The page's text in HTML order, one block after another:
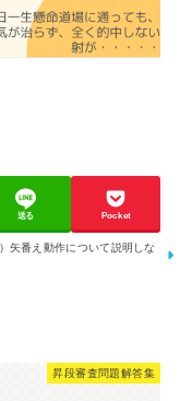
送る Pocket
矢番え動作について説明しな
昇段審査問題解答集